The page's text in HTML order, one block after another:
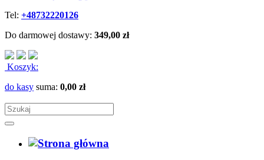
Tel: +48732220126
Do darmowej dostawy: 349,00 zł
Koszyk:
do kasy suma: 0,00 zł